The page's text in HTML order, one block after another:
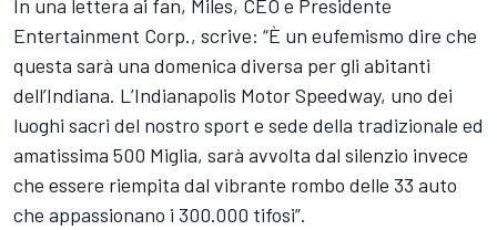
In una lettera ai fan, Miles, CEO e Presidente
Entertainment Corp., scrive: “È un eufemismo dire che
questa sarà una domenica diversa per gli abitanti
dell’Indiana. L’Indianapolis Motor Speedway, uno dei
luoghi sacri del nostro sport e sede della tradizionale ed
amatissima 500 Miglia, sarà avvolta dal silenzio invece
che essere riempita dal vibrante rombo delle 33 auto
che appassionano i 300.000 tifosi”.